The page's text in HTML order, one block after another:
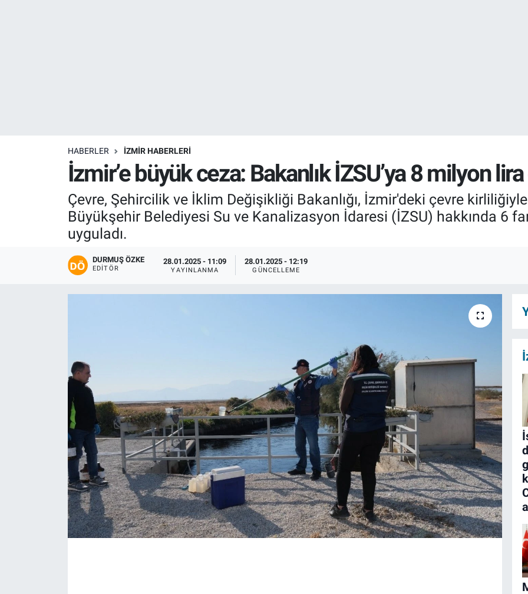
HABERLER İZMİR HABERLERİ
İzmir’e büyük ceza: Bakanlık İZSU’ya 8 milyon
Çevre, Şehircilik ve İklim Değişikliği Bakanlığı, İzmir'deki çevre
Büyükşehir Belediyesi Su ve Kanalizasyon İdaresi (İZSU) hakkında 6
uyguladı.
DURMUŞ ÖZKE
EDITÖR
28.01.2025 - 11:09
YAYINLANMA
28.01.2025 - 12:19
GÜNCELLEME